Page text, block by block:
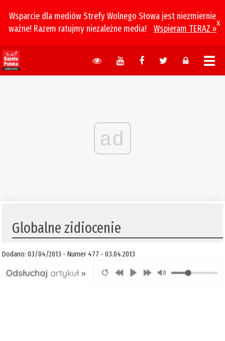
Wsparcie dla mediów Strefy Wolnego Słowa jest niezmiernie
ważne! Razem ratujmy niezależne media!
Wspieram TERAZ »
x
ad
Globalne zidiocenie
Dodano: 03/04/2013 - Numer 477 - 03.04.2013